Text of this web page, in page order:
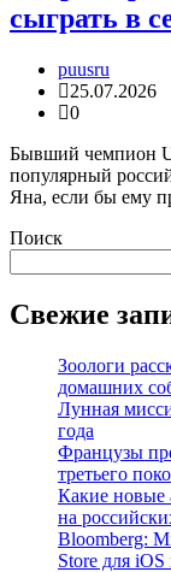
сыграть в
puusru
25.07.2026
0
Бывший чемпион
популярный
Яна, если бы ему
Поиск
Свежие
Зоологи
домашних
Лунная
года
Французы
третьего
Какие новые
на
Bloomberg:
Store для iOS